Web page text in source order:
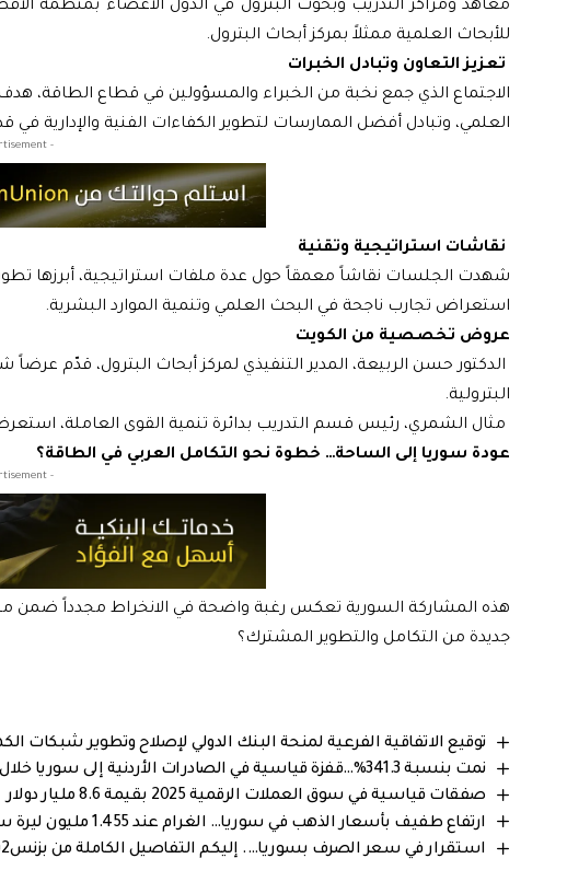
معاهد ومراكز التدريب وبحوث البترول في الدول الأعضاء بمنظمة
للأبحاث العلمية ممثلاً بمركز أبحاث البترول.
تعزيز التعاون وتبادل الخبرات
الاجتماع الذي جمع نخبة من الخبراء والمسؤولين في قطاع الطاقة،
العلمي، وتبادل أفضل الممارسات لتطوير الكفاءات الفنية والإدارية في
- Advertisement -
نقاشات استراتيجية وتقنية
شهدت الجلسات نقاشاً معمقاً حول عدة ملفات استراتيجية، أبرزها
استعراض تجارب ناجحة في البحث العلمي وتنمية الموارد البشرية.
عروض تخصصية من الكويت
الدكتور حسن الربيعة، المدير التنفيذي لمركز أبحاث البترول، قدّم
البترولية.
مثال الشمري، رئيس قسم التدريب بدائرة تنمية القوى العاملة،
عودة سوريا إلى الساحة… خطوة نحو التكامل العربي في الطاقة؟
- Advertisement -
هذه المشاركة السورية تعكس رغبة واضحة في الانخراط مجدداً ضمن
جديدة من التكامل والتطوير المشترك؟
توقيع الاتفاقية الفرعية لمنحة البنك الدولي لإصلاح وتطوير شبكات
نمت بنسبة 341.3%…قفزة قياسية في الصادرات الأردنية إلى سوريا خلال 2025
صفقات قياسية في سوق العملات الرقمية 2025 بقيمة 8.6 مليار دولار
ارتفاع طفيف بأسعار الذهب في سوريا… الغرام عند 1.455 مليون ليرة سورية
استقرار في سعر الصرف بسوريا…. إليكم التفاصيل الكاملة من بزنس2بزنس